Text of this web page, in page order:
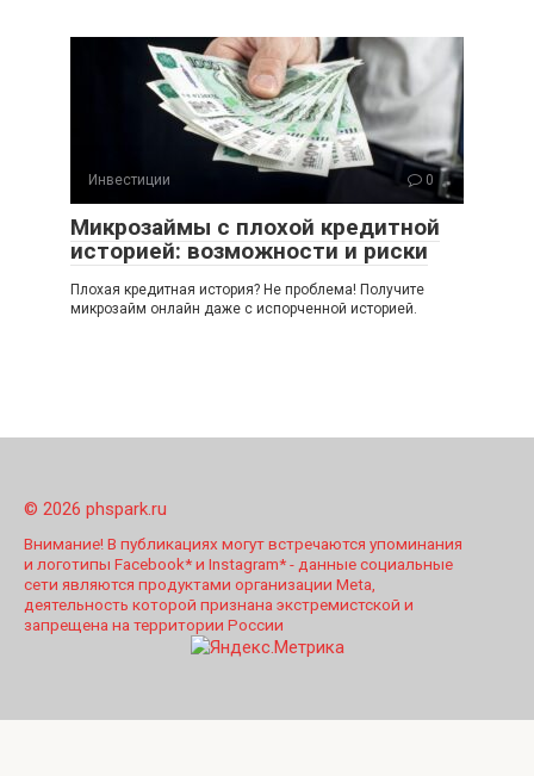
Инвестиции 0
Микрозаймы с плохой кредитной
историей: возможности и риски
Плохая кредитная история? Не проблема! Получите
микрозайм онлайн даже с испорченной историей.
© 2026 phspark.ru
Внимание! В публикациях могут встречаются упоминания
и логотипы Facebook* и Instagram* - данные социальные
сети являются продуктами организации Meta,
деятельность которой признана экстремистской и
запрещена на территории России